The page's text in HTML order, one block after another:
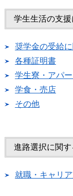
学生生活の支援
奨学金の受給
各種証明書
学生寮・アパー
学食・売店
その他
進路選択に関す
就職・キャリ